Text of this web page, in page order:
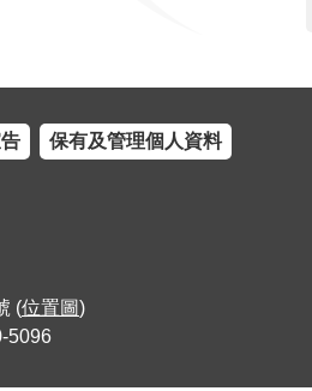
保有及管理個人資料
(位置圖)
5096